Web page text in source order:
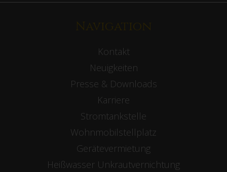
Navigation
Kontakt
Neuigkeiten
Presse & Downloads
Karriere
Stromtankstelle
Wohnmobilstellplatz
Gerätevermietung
Heißwasser Unkrautvernichtung